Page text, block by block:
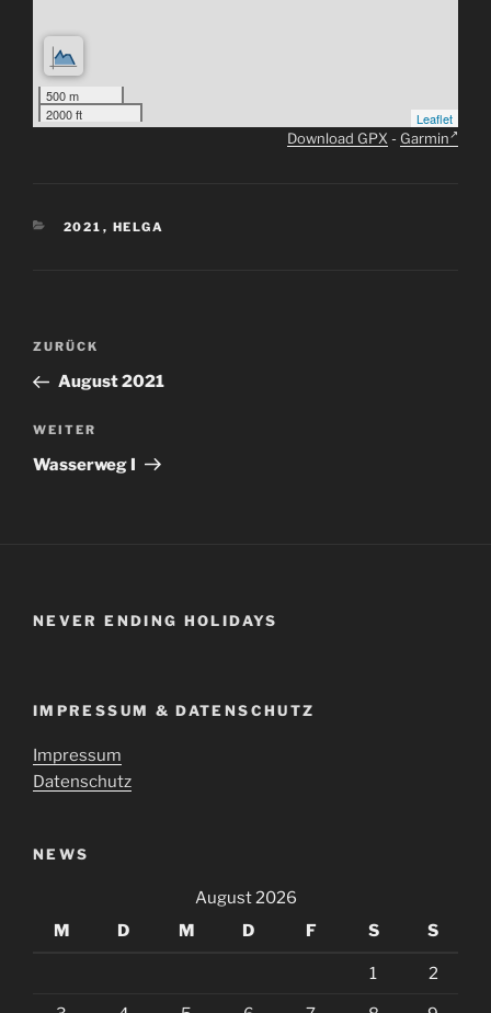
500 m
2000 ft
Leaflet
Download GPX- Garmin
KATEGORIEN
2021 , HELGA
Beitragsnavigation
Vorheriger
Beitrag
ZURÜCK
August 2021
Nächster
Beitrag
WEITER
Wasserweg I
NEVER ENDING HOLIDAYS
IMPRESSUM & DATENSCHUTZ
Impressum
Datenschutz
NEWS
August 2026
M
D M D F S S
1 2